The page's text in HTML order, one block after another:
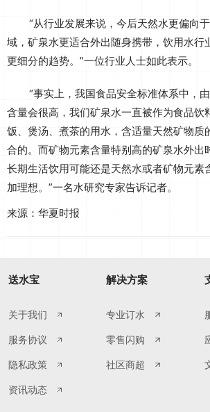
“从行业发展来说，今后天然水更偏向
域，矿泉水更适合外出随身携带，饮用水行
更细分的趋势。”一位行业人士如此表示。
“事实上，我国食品安全标准体系中，
含量会很高，我们矿泉水一直被作为食品饮
饭、煲汤、煮茶的用水，含适量天然矿物质
合的。而矿物元素含量特别高的矿泉水外出
长期生活饮用可能还是天然水或者矿物元素
加理想。”一名水研究专家告诉记者。
来源：华夏时报
送水宝
关于我们
服务协议
隐私政策
资讯动态
解决方案
专业订水
零售闪购
社区商超